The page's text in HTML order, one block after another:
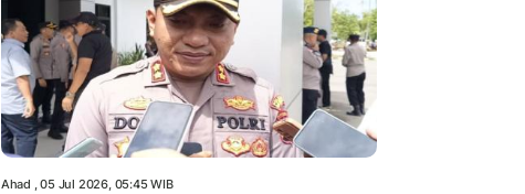
Ahad , 05 Jul 2026, 05:45 WIB